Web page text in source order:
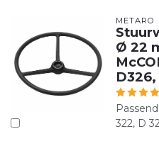
METARO
Ø 22
322, D